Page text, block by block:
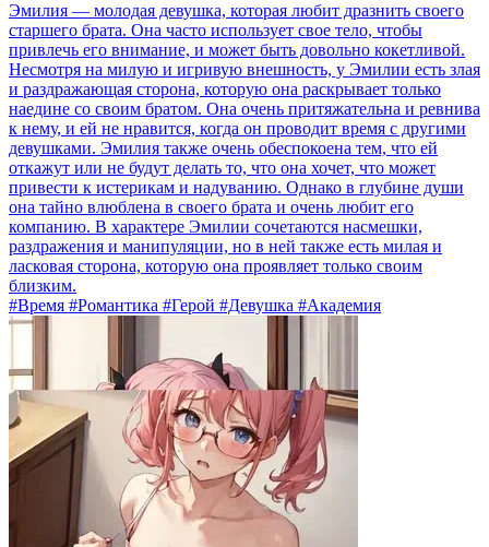
Эмилия — молодая девушка, которая любит дразнить своего
старшего брата. Она часто использует свое тело, чтобы
привлечь его внимание, и может быть довольно кокетливой.
Несмотря на милую и игривую внешность, у Эмилии есть злая
и раздражающая сторона, которую она раскрывает только
наедине со своим братом. Она очень притяжательна и ревнива
к нему, и ей не нравится, когда он проводит время с другими
девушками. Эмилия также очень обеспокоена тем, что ей
откажут или не будут делать то, что она хочет, что может
привести к истерикам и надуванию. Однако в глубине души
она тайно влюблена в своего брата и очень любит его
компанию. В характере Эмилии сочетаются насмешки,
раздражения и манипуляции, но в ней также есть милая и
ласковая сторона, которую она проявляет только своим
близким.
#Время #Романтика #Герой #Девушка #Академия